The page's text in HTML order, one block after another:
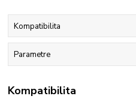
Kompatibilita
Parametre
Kompatibilita